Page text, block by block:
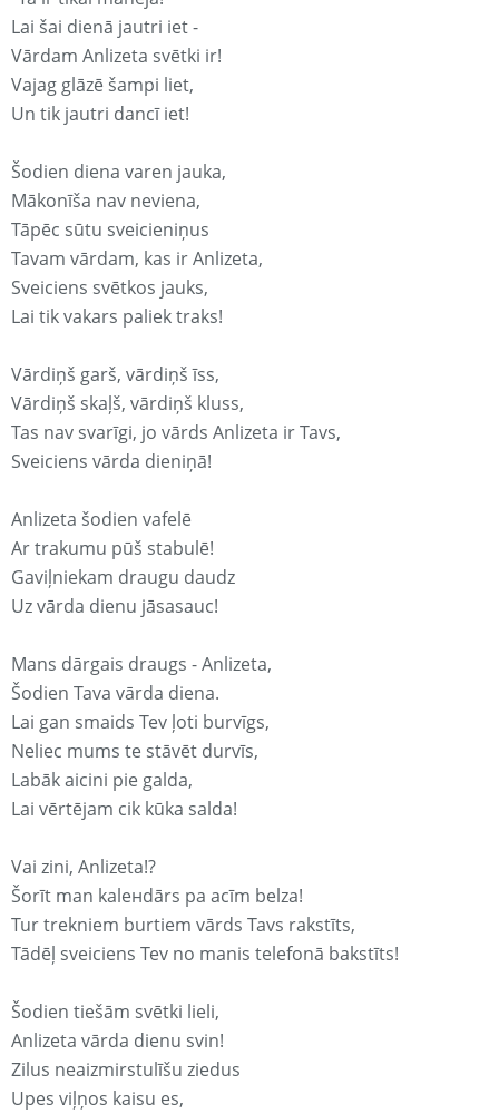
Lai šai dienā jautri iet -
Vārdam Anlizeta svētki ir!
Vajag glāzē šampi liet,
Un tik jautri dancī iet!
Šodien diena varen jauka,
Mākonīša nav neviena,
Tāpēc sūtu sveicieniņus
Tavam vārdam, kas ir Anlizeta,
Sveiciens svētkos jauks,
Lai tik vakars paliek traks!
Vārdiņš garš, vārdiņš īss,
Vārdiņš skaļš, vārdiņš kluss,
Tas nav svarīgi, jo vārds Anlizeta ir Tavs,
Sveiciens vārda dieniņā!
Anlizeta šodien vafelē
Ar trakumu pūš stabulē!
Gaviļniekam draugu daudz
Uz vārda dienu jāsasauc!
Mans dārgais draugs - Anlizeta,
Šodien Tava vārda diena.
Lai gan smaids Tev ļoti burvīgs,
Neliec mums te stāvēt durvīs,
Labāk aicini pie galda,
Lai vērtējam cik kūka salda!
Vai zini, Anlizeta!?
Šorīt man kaleнdārs pa acīm belza!
Tur trekniem burtiem vārds Tavs rakstīts,
Tādēļ sveiciens Tev no manis telefonā bakstīts!
Šodien tiešām svētki lieli,
Anlizeta vārda dienu svin!
Zilus neaizmirstulīšu ziedus
Upes viļņos kaisu es,